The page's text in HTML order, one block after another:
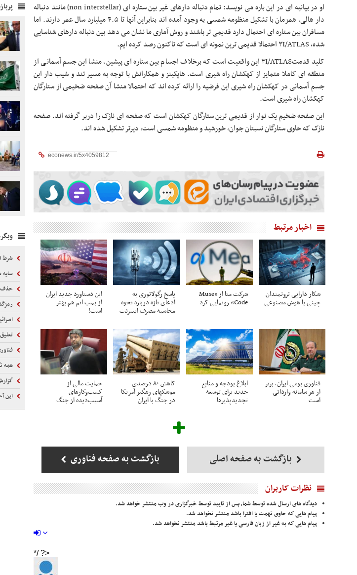
او در بیانیه ای در این باره می نویسد: تمام دنباله دارهای غیر بین ستاره ای (non interstellar) مانند دنباله
دار هالی، همزمان با تشکیل منظومه شمسی به وجود آمده اند بنابراین آنها تا ۴.۵ میلیارد سال عمر دارند. اما
مسافران بین ستاره ای احتمال دارد قدیمی تر باشند و روش آماری ما نشان می دهد بین دنباله دارهای شناسایی
شده، ۳I/ATLAS احتمالا قدیمی ترین نمونه ای است که تاکنون رصد کرده ایم.
کلید قدمت۳I/ATLAS این واقعیت است که برخلاف اجسام بین ستاره ای پیشین، منشا این جسم آسمانی از
منطقه ای کاملا متمایز از کهکشان راه شیری است. هاپکینز و همکارانش با توجه به مسیر تند و شیب دار این
جسم آسمانی در کهکشان راه شیری این فرضیه را ارائه کرده اند که احتمالا منشا آن صفحه ضخیمی از ستارگان
کهکشان راه شیری است.
این صفحه ضخیم یک نوار از قدیمی ترین ستارگان کهکشان است که صفحه ای نازک را دربر گرفته اند. صفحه
نازک که حاوی ستارگان نسبتان جوان، خورشید و منظومه شمسی است، دیرتر تشکیل شده اند.
اخبار مرتبط
شکار دارایی ثروتمندان
چینی با هوش مصنوعی
شرکت متا از «Muse
Code» رونمایی کرد
پاسخ رگولاتوری به
ادعای تازه درباره نحوه
محاسبه مصرف اینترنت
این دستاورد جدید ایران
از بمب اتم هم بهتر
است!
فناوری بومی ایران، برتر
از هر سامانه وارداتی
است
ابلاغ بودجه و منابع
جدید برای توسعه
تجدیدپذیرها
کاهش ۸۰ درصدی
موشکهای رهگیر آمریکا
در جنگ با ایران
حمایت مالی از
کسب‌وکارهای
آسیب‌دیده از جنگ
بازگشت به صفحه اصلی بازگشت به صفحه فناوری
نظرات کاربران
دیدگاه های ارسال شده توسط شما، پس از تایید توسط خبرگزاری در وب منتشر خواهد شد.
پیام هایی که حاوی تهمت یا افترا باشد منتشر نخواهد شد.
پیام هایی که به غیر از زبان فارسی یا غیر مرتبط باشد منتشر نخواهد شد.
شرط
سایه
حذف
همه
این